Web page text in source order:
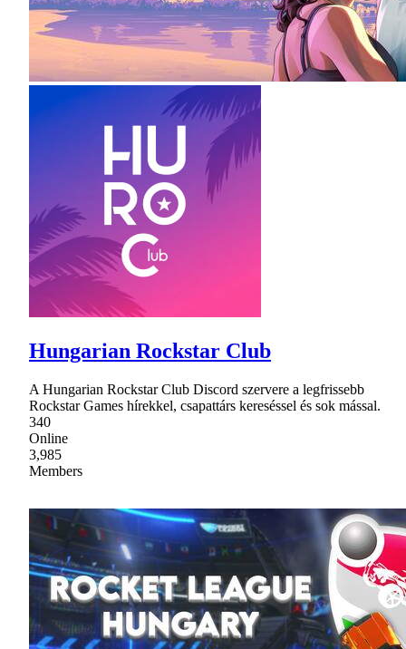
Hungarian Rockstar Club
A Hungarian Rockstar Club Discord szervere a legfrissebb
Rockstar Games hírekkel, csapattárs kereséssel és sok mással.
340
Online
3,985
Members